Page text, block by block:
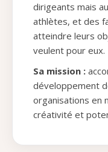
dirigeants mais
athlètes, et des
atteindre leurs
veulent pour eux.
Sa mission :
développement
organisations en
créativité et